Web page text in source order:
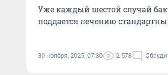
Уже каждый шестой случай
поддается лечению
30 ноября, 2025, 07:30 2 578